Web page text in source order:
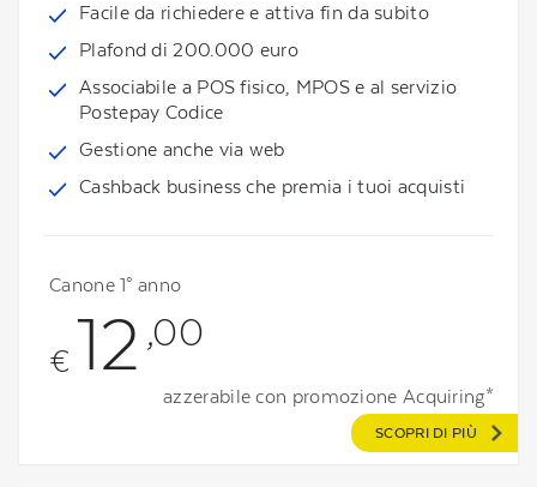
Facile da richiedere e attiva fin da subito
Plafond di 200.000 euro
Associabile a POS fisico, MPOS e al servizio
Postepay Codice
Gestione anche via web
Cashback business che premia i tuoi acquisti
Canone 1° anno
€ 12 ,00
azzerabile con promozione Acquiring*
SCOPRI DI PIÙ